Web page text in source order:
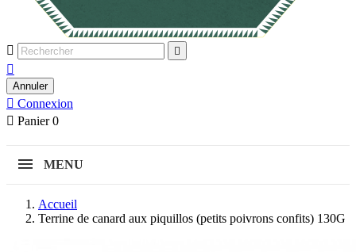
 

Annuler
 Connexion
 Panier 0
MENU
Accueil
Terrine de canard aux piquillos (petits poivrons confits) 130G